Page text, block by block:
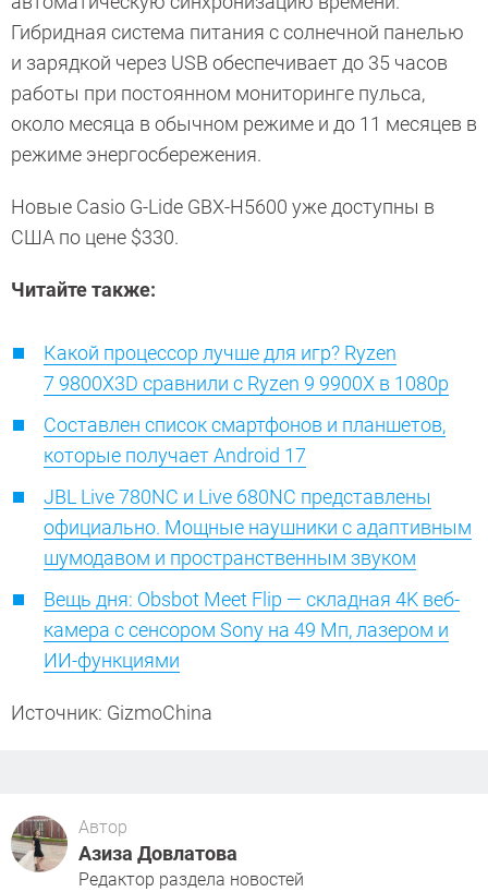
Гибридная система питания с солнечной панелью
и зарядкой через USB обеспечивает до 35 часов
работы при постоянном мониторинге пульса,
около месяца в обычном режиме и до 11 месяцев в
режиме энергосбережения.
Новые Casio G-Lide GBX-H5600 уже доступны в
США по цене $330.
Читайте также:
Какой процессор лучше для игр? Ryzen
7 9800X3D сравнили с Ryzen 9 9900X в 1080p
Составлен список смартфонов и планшетов,
которые получает Android 17
JBL Live 780NC и Live 680NC представлены
официально. Мощные наушники с адаптивным
шумодавом и пространственным звуком
Вещь дня: Obsbot Meet Flip — складная 4K веб-
камера с сенсором Sony на 49 Мп, лазером и
ИИ-функциями
Источник: GizmoChina
Автор
Азиза Довлатова
Редактор раздела новостей